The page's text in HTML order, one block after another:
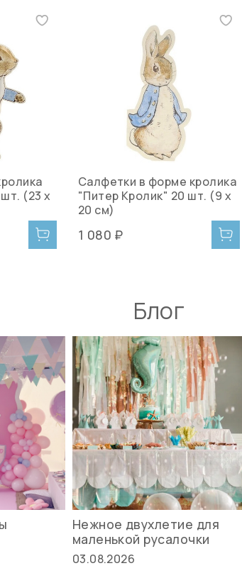
(23 х
Салфетки в форме кролика
"Питер Кролик" 20 шт. (9 х
20 см)
1 080 ₽
Блог
Нежное двухлетие для
маленькой русалочки
03.08.2026